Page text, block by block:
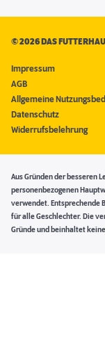
©2026 DAS
Impressum
AGB
Allgemeine
Datenschutz
Widerrufsbelehrung
Aus Gründen der besseren
personenbezogenen
verwendet. Entsprechende
für alle Geschlechter. Die
Gründe und beinhaltet